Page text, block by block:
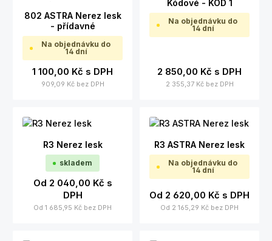
802 ASTRA Nerez lesk
- přídavné
Na objednávku do
14 dní
1 100,00 Kč s DPH
909,09 Kč bez DPH
Kódové - KÓD 1
Na objednávku do
14 dní
2 850,00 Kč s DPH
2 355,37 Kč bez DPH
R3 Nerez lesk
skladem
Od 2 040,00 Kč s
DPH
Od 1 685,95 Kč bez DPH
R3 ASTRA Nerez lesk
Na objednávku do
14 dní
Od 2 620,00 Kč s DPH
Od 2 165,29 Kč bez DPH